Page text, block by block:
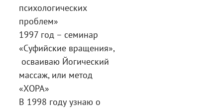
психологических
проблем»
1997 год – семинар
«Суфийские вращения»,
осваиваю Йогический
массаж, или метод
«ХОРА»
В 1998 году узнаю о